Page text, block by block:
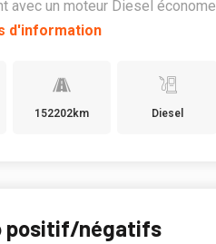
avec un moteur Diesel économe
d'information
152202km Diesel
positif/négatifs